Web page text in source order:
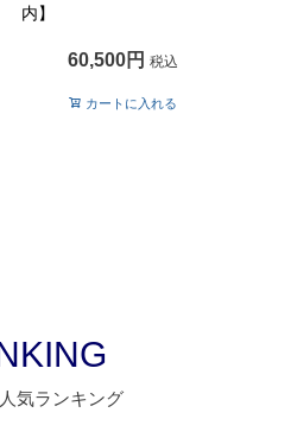
内】
60,500 税込
カートに入れる
気ランキング